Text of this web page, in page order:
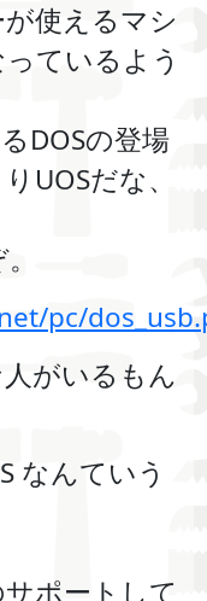
使えるマシ
ているよう
DOSの登場
UOSだな、
pc/
がいるもん
なんていう
ポートして